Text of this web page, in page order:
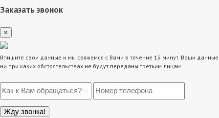
Заказать звонок
×
Впишите свои данные и мы свяжемся с Вами в течение 15 минут. Ваши данные
ни при каких обстоятельствах не будут переданы третьим лицам.